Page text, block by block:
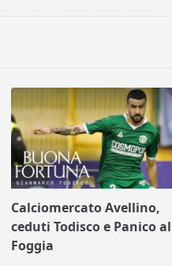
Calciomercato Avellino,
ceduti Todisco e Panico al
Foggia